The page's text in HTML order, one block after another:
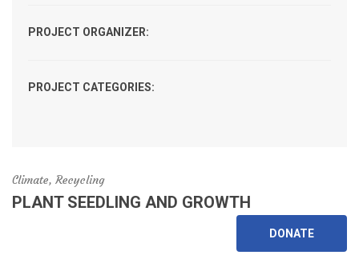
PROJECT ORGANIZER:
PROJECT CATEGORIES:
Climate, Recycling
PLANT SEEDLING AND GROWTH
DONATE